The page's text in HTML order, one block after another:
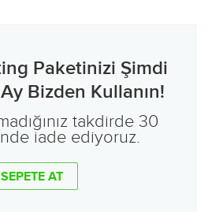
Paketinizi Şimdi
Bizden Kullanın!
takdirde 30
iade ediyoruz.
SEPETE AT